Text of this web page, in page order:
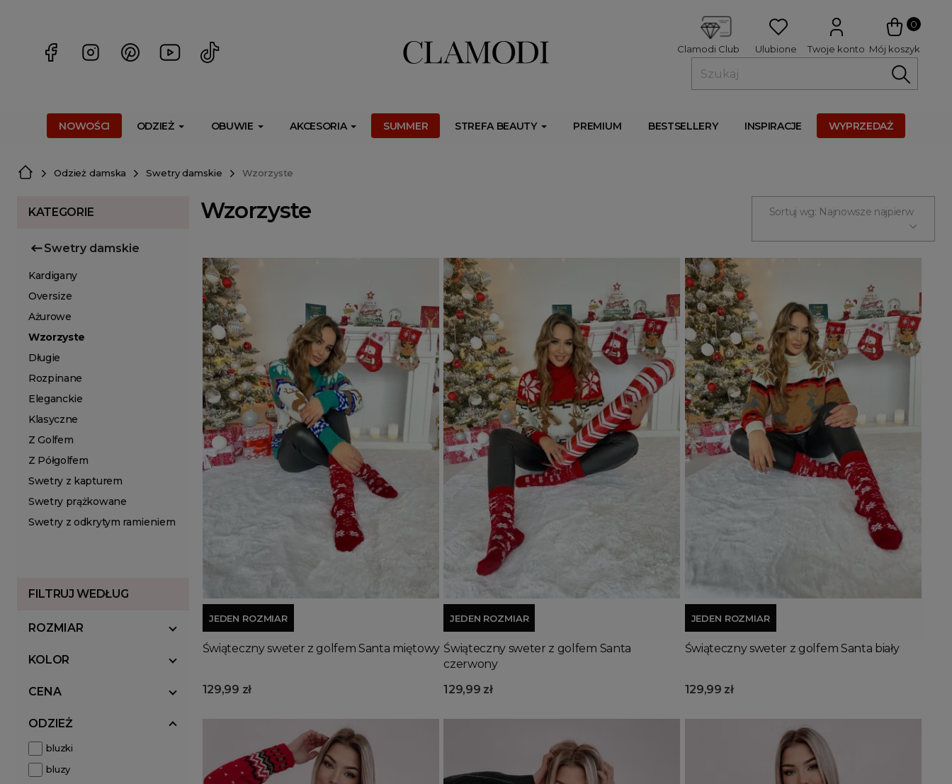
0
Mój koszyk
Twoje konto
Ulubione
Clamodi Club
NOWOŚCI ODZIEŻ OBUWIE AKCESORIA SUMMER STREFA BEAUTY PREMIUM BESTSELLERY INSPIRACJE WYPRZEDAŻ
Odzież damska Swetry damskie Wzorzyste
KATEGORIE
Swetry damskie
Kardigany
Oversize
Ażurowe
Wzorzyste
Długie
Rozpinane
Eleganckie
Klasyczne
Z Golfem
Z Półgolfem
Swetry z kapturem
Swetry prążkowane
Swetry z odkrytym ramieniem
FILTRUJ WEDŁUG
ROZMIAR
KOLOR
CENA
ODZIEŻ
bluzki
bluzy
Wzorzyste Sortuj wg: Najnowsze najpierw
Dodaj do koszyka
JEDEN ROZMIAR
Świąteczny sweter z golfem Santa miętowy
129,99 zł
JEDEN ROZMIAR
Świąteczny sweter z golfem Santa
czerwony
129,99 zł
JEDEN ROZMIAR
Świąteczny sweter z golfem Santa biały
129,99 zł